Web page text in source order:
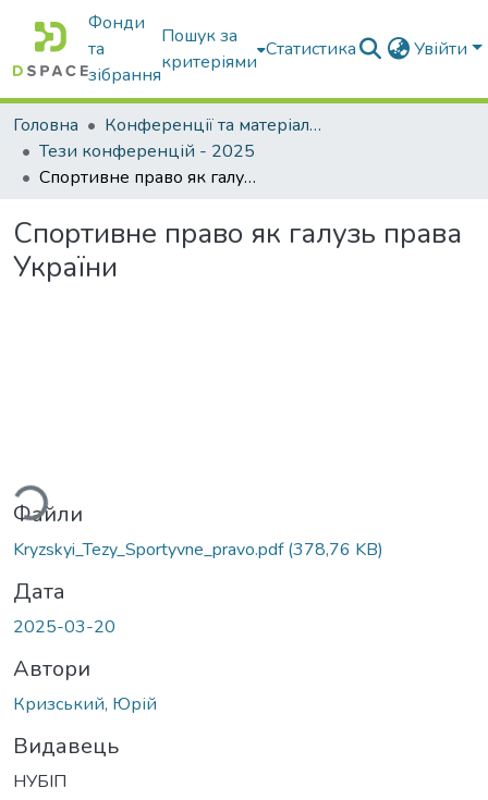
Фонди
та
зібрання
Пошук за
критеріями
Статистика Увійти
Головна
Конференції та матеріали конференцій
Тези конференцій - 2025
Спортивне право як галузь права України
Спортивне право як галузь права
України
Файли
Kryzskyi_Tezy_Sportyvne_pravo.pdf(378,76 KB)
Дата
2025-03-20
Автори
Кризський, Юрій
Видавець
НУБІП